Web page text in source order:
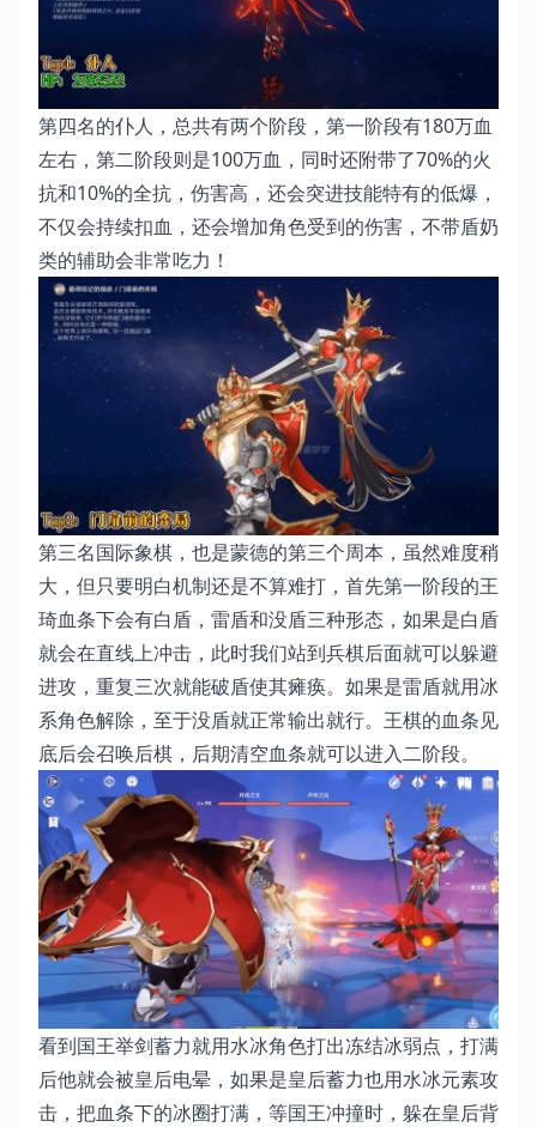
第四名的仆人，总共有两个阶段，第一阶段有180万血
左右，第二阶段则是100万血，同时还附带了70%的火
抗和10%的全抗，伤害高，还会突进技能特有的低爆，
不仅会持续扣血，还会增加角色受到的伤害，不带盾奶
类的辅助会非常吃力！
第三名国际象棋，也是蒙德的第三个周本，虽然难度稍
大，但只要明白机制还是不算难打，首先第一阶段的王
琦血条下会有白盾，雷盾和没盾三种形态，如果是白盾
就会在直线上冲击，此时我们站到兵棋后面就可以躲避
进攻，重复三次就能破盾使其瘫痪。如果是雷盾就用冰
系角色解除，至于没盾就正常输出就行。王棋的血条见
底后会召唤后棋，后期清空血条就可以进入二阶段。
看到国王举剑蓄力就用水冰角色打出冻结冰弱点，打满
后他就会被皇后电晕，如果是皇后蓄力也用水冰元素攻
击，把血条下的冰圈打满，等国王冲撞时，躲在皇后背